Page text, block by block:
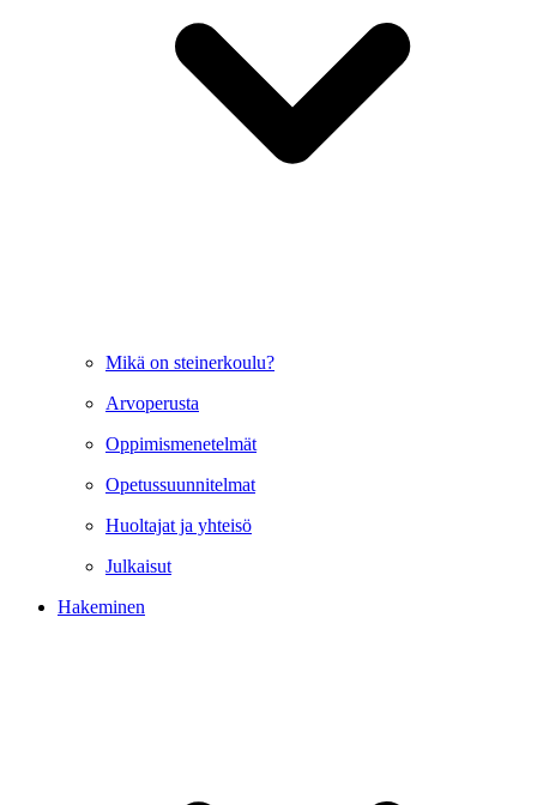
Mikä on steinerkoulu?
Arvoperusta
Oppimismenetelmät
Opetussuunnitelmat
Huoltajat ja yhteisö
Julkaisut
Hakeminen